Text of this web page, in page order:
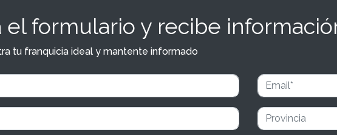
el formulario y recibe
tu franquicia ideal y mantente informado